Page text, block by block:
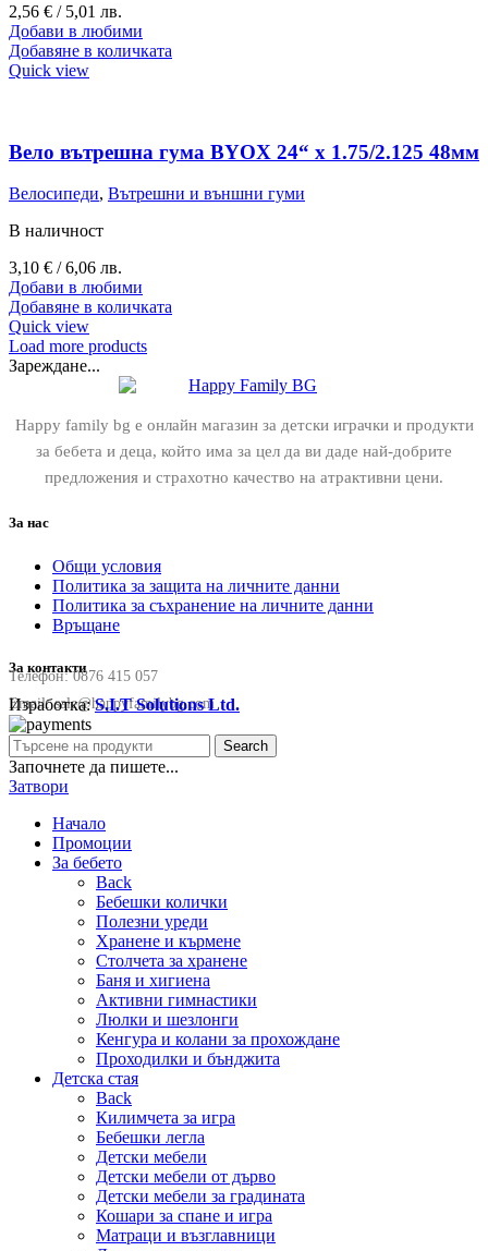
2,56 € / 5,01 лв.
Добави в любими
Добавяне в количката
Quick view
Вело вътрешна гума BYOX 24“ х 1.75/2.125 48мм
Велосипеди, Вътрешни и външни гуми
В наличност
3,10 € / 6,06 лв.
Добави в любими
Добавяне в количката
Quick view
Load more products
Зареждане...
Happy family bg е онлайн магазин за детски играчки и продукти
за бебета и деца, който има за цел да ви даде най-добрите
предложения и страхотно качество на атрактивни цени.
За нас
Общи условия
Политика за защита на личните данни
Политика за съхранение на личните данни
Връщане
За контакти
Телефон:0876 415 057
Email:sale@happyfamilybg.com
Изработка:S.I.T Solutions Ltd.
Search
Започнете да пишете...
Затвори
Начало
Промоции
За бебето
Back
Бебешки колички
Полезни уреди
Хранене и кърмене
Столчета за хранене
Баня и хигиена
Активни гимнастики
Люлки и шезлонги
Кенгура и колани за прохождане
Проходилки и бънджита
Детска стая
Back
Килимчета за игра
Бебешки легла
Детски мебели
Детски мебели от дърво
Детски мебели за градината
Кошари за спане и игра
Матраци и възглавници